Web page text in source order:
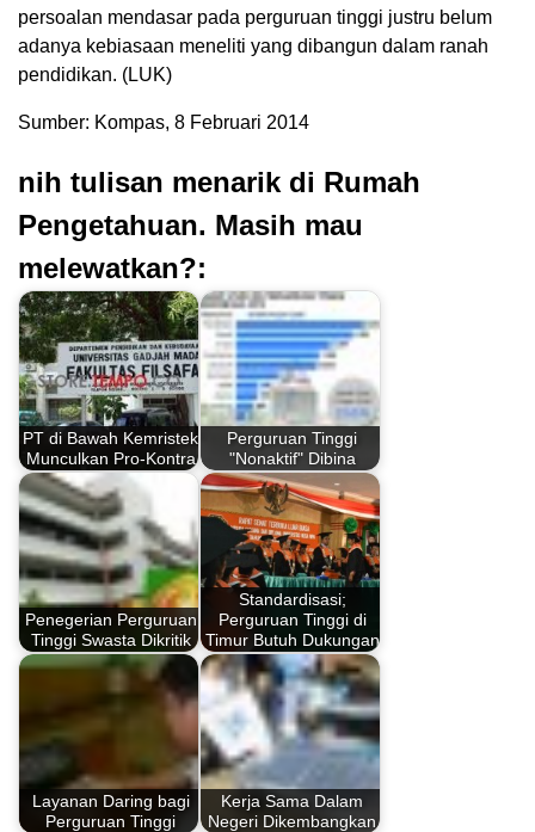
persoalan mendasar pada perguruan tinggi justru belum
adanya kebiasaan meneliti yang dibangun dalam ranah
pendidikan. (LUK)
Sumber: Kompas, 8 Februari 2014
nih tulisan menarik di Rumah
Pengetahuan. Masih mau
melewatkan?:
PT di Bawah Kemristek
Munculkan Pro-Kontra
Perguruan Tinggi
"Nonaktif" Dibina
Penegerian Perguruan
Tinggi Swasta Dikritik
Standardisasi;
Perguruan Tinggi di
Timur Butuh Dukungan
Layanan Daring bagi
Perguruan Tinggi
Kerja Sama Dalam
Negeri Dikembangkan